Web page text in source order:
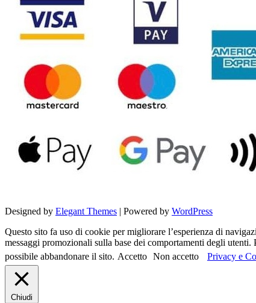
Designed by Elegant Themes | Powered by WordPress
Questo sito fa uso di cookie per migliorare l’esperienza di
messaggi promozionali sulla base dei comportamenti degli
possibile abbandonare il sito. Accetto Non accetto Privacy e
Chiudi